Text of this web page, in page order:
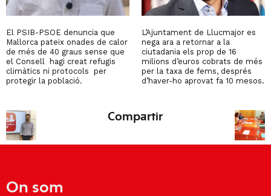
El PSIB-PSOE denuncia que
Mallorca pateix onades de calor
de més de 40 graus sense que
el Consell hagi creat refugis
climàtics ni protocols per
protegir la població.
L’Ajuntament de Llucmajor es
nega ara a retornar a la
ciutadania els prop de 16
milions d’euros cobrats de més
per la taxa de fems, després
d’haver-ho aprovat fa 10 mesos.
Compartir
On som